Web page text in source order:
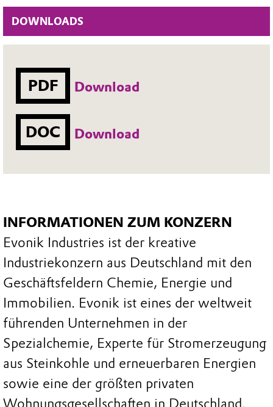
DOWNLOADS
PDF Download
DOC Download
INFORMATIONEN ZUM KONZERN
Evonik Industries ist der kreative
Industriekonzern aus Deutschland mit den
Geschäftsfeldern Chemie, Energie und
Immobilien. Evonik ist eines der weltweit
führenden Unternehmen in der
Spezialchemie, Experte für Stromerzeugung
aus Steinkohle und erneuerbaren Energien
sowie eine der größten privaten